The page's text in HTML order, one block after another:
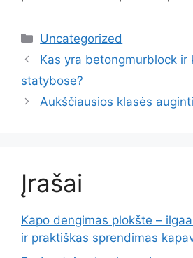
Kategorijos
Uncategorized
Kas yra betongmurblock ir
statybose?
Aukščiausios klasės
Įrašai
Kapo dengimas plokšte –
ir praktiškas sprendimas